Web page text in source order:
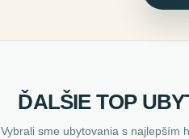
ĎALŠIE TOP
Vybrali sme ubytovania s najlepším